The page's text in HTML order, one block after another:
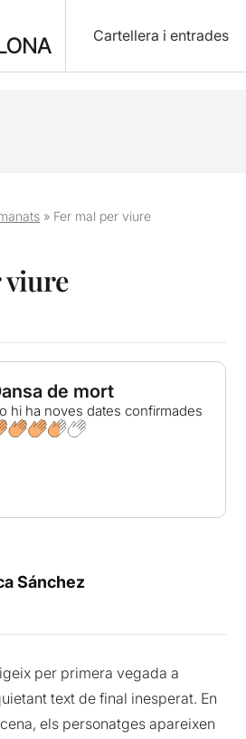
Cartellera i entrades
» Fer mal per viure
viure
de mort
hi ha noves dates confirmades
Sánchez
per primera vegada a
text de final inesperat. En
els personatges apareixen